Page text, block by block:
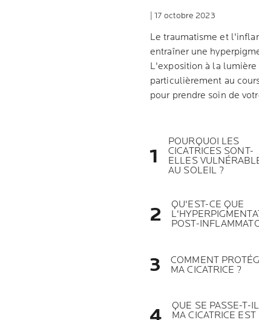
| 17 octobre 2023
Le traumatisme et
entraîner une
L'exposition à la
particulièrement au
pour prendre soin de
POURQUOI LES
CICATRICES SONT-
ELLES
AU SOLEIL ?
QU'EST-CE QUE
POST-
COMMENT
MA CICATRICE ?
QUE SE PASSE-T-
MA CICATRICE EST